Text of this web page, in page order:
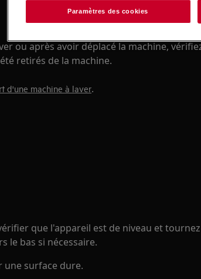
ou après avoir déplacé la machine,
retirés de la machine.
d'une machine à laver.
que l'appareil est de niveau et
le bas si nécessaire.
une surface dure.
Paramètres des cookies